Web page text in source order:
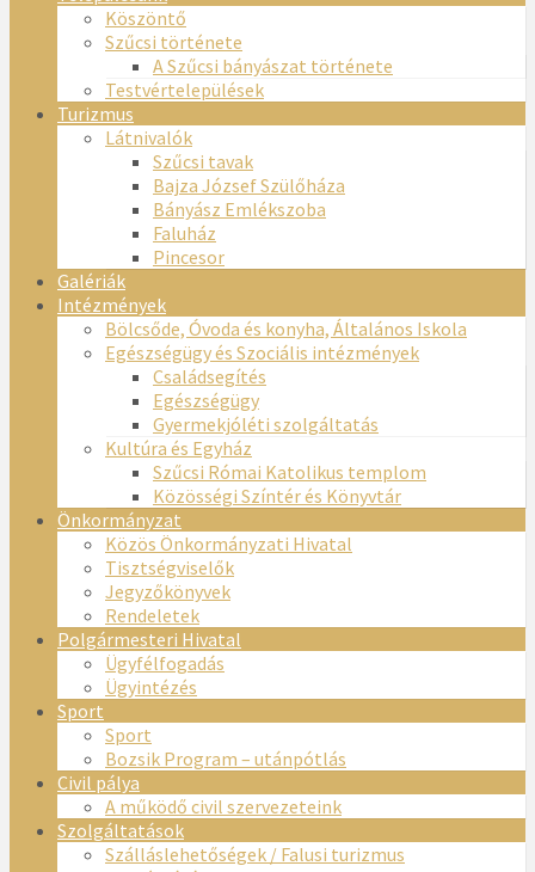
Köszöntő
Szűcsi története
A Szűcsi bányászat története
Testvértelepülések
Turizmus
Látnivalók
Szűcsi tavak
Bajza József Szülőháza
Bányász Emlékszoba
Faluház
Pincesor
Galériák
Intézmények
Bölcsőde, Óvoda és konyha, Általános Iskola
Egészségügy és Szociális intézmények
Családsegítés
Egészségügy
Gyermekjóléti szolgáltatás
Kultúra és Egyház
Szűcsi Római Katolikus templom
Közösségi Színtér és Könyvtár
Önkormányzat
Közös Önkormányzati Hivatal
Tisztségviselők
Jegyzőkönyvek
Rendeletek
Polgármesteri Hivatal
Ügyfélfogadás
Ügyintézés
Sport
Sport
Bozsik Program – utánpótlás
Civil pálya
A működő civil szervezeteink
Szolgáltatások
Szálláslehetőségek / Falusi turizmus